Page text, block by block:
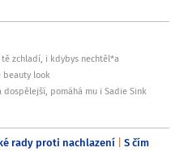
zchladí, i kdybys nechtěl*a
beauty look
dospělejší, pomáhá mu i Sadie Sink
rady proti nachlazení S čím